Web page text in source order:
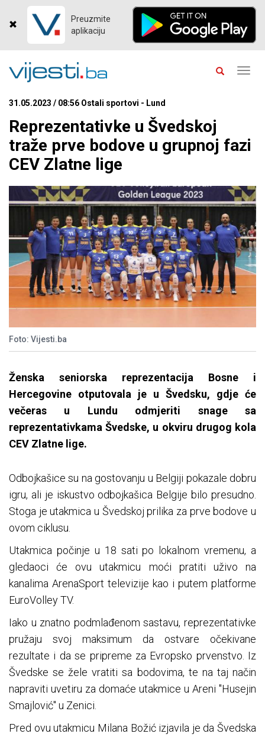
Preuzmite
aplikaciju
31.05.2023 / 08:56 Ostali sportovi - Lund
Reprezentativke u Švedskoj
traže prve bodove u grupnoj fazi
CEV Zlatne lige
Foto: Vijesti.ba
Ženska seniorska reprezentacija Bosne i
Hercegovine otputovala je u Švedsku, gdje će
večeras u Lundu odmjeriti snage sa
reprezentativkama Švedske, u okviru drugog kola
CEV Zlatne lige.
Odbojkašice su na gostovanju u Belgiji pokazale dobru
igru, ali je iskustvo odbojkašica Belgije bilo presudno.
Stoga je utakmica u Švedskoj prilika za prve bodove u
ovom ciklusu.
Utakmica počinje u 18 sati po lokalnom vremenu, a
gledaoci će ovu utakmicu moći pratiti uživo na
kanalima ArenaSport televizije kao i putem platforme
EuroVolley TV.
Iako u znatno podmlađenom sastavu, reprezentativke
pružaju svoj maksimum da ostvare očekivane
rezultate i da se pripreme za Evropsko prvenstvo. Iz
Švedske se žele vratiti sa bodovima, te na taj način
napraviti uvetiru za domaće utakmice u Areni "Husejin
Smajlović" u Zenici.
Pred ovu utakmicu Milana Božić izjavila je da Švedska